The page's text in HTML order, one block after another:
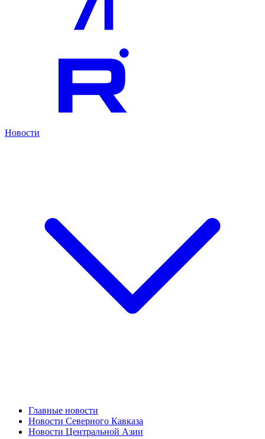
Новости
Главные новости
Новости Северного Кавказа
Новости Центральной Азии